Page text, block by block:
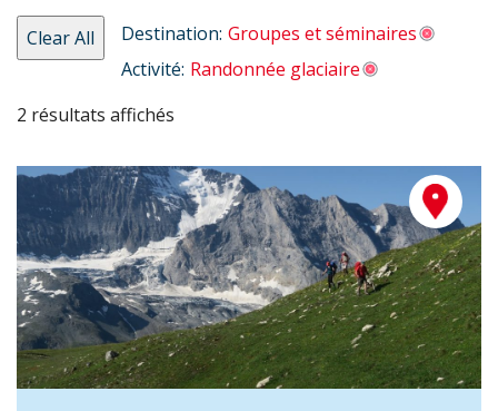
Clear All Destination: Groupes et séminaires
Activité: Randonnée glaciaire
2 résultats affichés